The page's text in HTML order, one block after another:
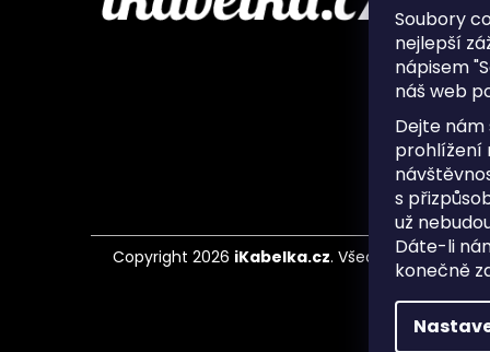
Soubory
nejlepší
nápisem
náš web
Dejte
prohlížení
s
už
Dáte-li
konečně
O nás
Často
Copyright 2026 iKabelka.cz. Všechna práva